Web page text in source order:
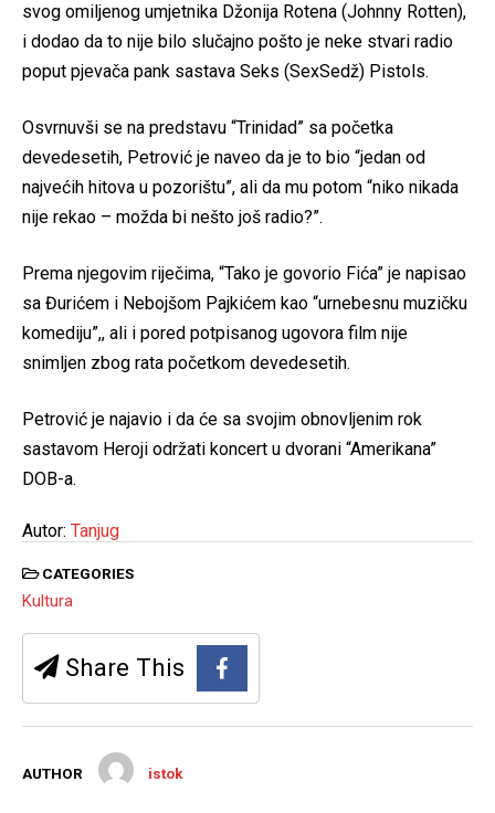
svog omiljenog umjetnika Džonija Rotena (Johnny Rotten),
i dodao da to nije bilo slučajno pošto je neke stvari radio
poput pjevača pank sastava Seks (SexSedž) Pistols.
Osvrnuvši se na predstavu “Trinidad” sa početka
devedesetih, Petrović je naveo da je to bio “jedan od
najvećih hitova u pozorištu”, ali da mu potom “niko nikada
nije rekao – možda bi nešto još radio?”.
Prema njegovim riječima, “Tako je govorio Fića” je napisao
sa Đurićem i Nebojšom Pajkićem kao “urnebesnu muzičku
komediju”,, ali i pored potpisanog ugovora film nije
snimljen zbog rata početkom devedesetih.
Petrović je najavio i da će sa svojim obnovljenim rok
sastavom Heroji održati koncert u dvorani “Amerikana”
DOB-a.
Autor: Tanjug
CATEGORIES
Kultura
Share This
AUTHOR istok